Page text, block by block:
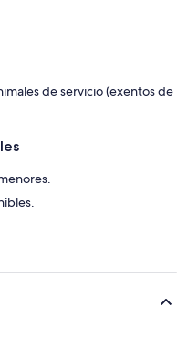
de servicio (exentos de